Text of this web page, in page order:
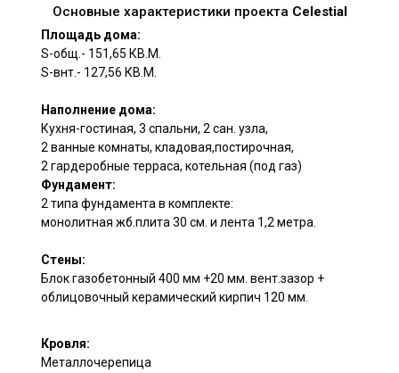
Кровля:
Металлочерепица
Площадь дома:
S-oбщ.- 151,65 КВ.М.
S-внт.- 127,56 КВ.М.
Наполнение дома:
Кухня-гостиная, 3 спальни, 2 сан. узла,
2 ванные комнаты, кладовая,постирочная,
2 гардеробные терраса, котельная (под газ)
Фундамент:
2 типа фундамента в комплекте:
монолитная жб.плита 30 см. и лента 1,2 метра.
Стены:
Блок газобетонный 400 мм +20 мм. вент.зазор +
облицовочный керамический кирпич 120 мм.
Основные характеристики проекта Celestial